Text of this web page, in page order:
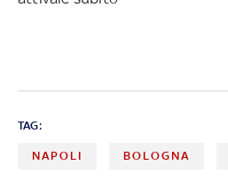
TAG:
NAPOLI BOLOGNA